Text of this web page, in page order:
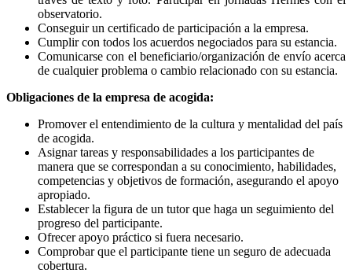
observatorio.
Conseguir un certificado de participación a la empresa.
Cumplir con todos los acuerdos negociados para su estancia.
Comunicarse con el beneficiario/organización de envío acerca
de cualquier problema o cambio relacionado con su estancia.
Obligaciones de la empresa de acogida:
Promover el entendimiento de la cultura y mentalidad del país
de acogida.
Asignar tareas y responsabilidades a los participantes de
manera que se correspondan a su conocimiento, habilidades,
competencias y objetivos de formación, asegurando el apoyo
apropiado.
Establecer la figura de un tutor que haga un seguimiento del
progreso del participante.
Ofrecer apoyo práctico si fuera necesario.
Comprobar que el participante tiene un seguro de adecuada
cobertura.